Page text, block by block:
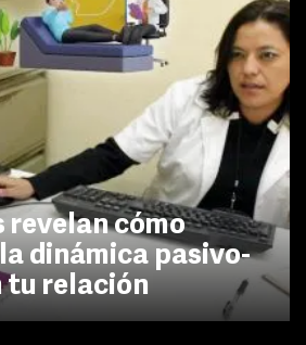
revelan cómo
dinámica pasivo-
tu relación